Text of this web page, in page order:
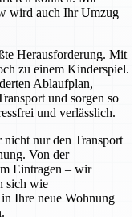
wird auch Ihr Umzug
Herausforderung. Mit
zu einem Kinderspiel.
Ablaufplan,
und sorgen so
und verlässlich.
nur den Transport
Von der
Eintragen – wir
sich wie
Ihre neue Wohnung